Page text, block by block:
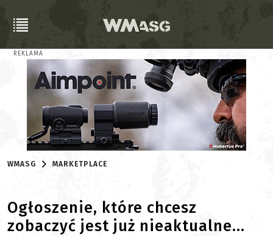
REKLAMA
WMASG MARKETPLACE
Ogłoszenie, które chcesz
zobaczyć jest już nieaktualne...